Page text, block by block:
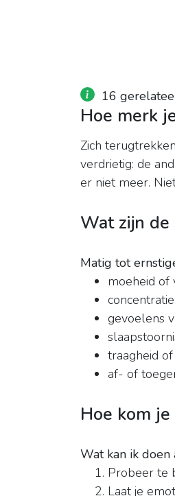
16
Hoe merk
Zich
verdrietig: de
er niet meer.
Wat zijn de
Matig tot
moeheid of
gevoelens
traagheid
af- of
Hoe kom
Wat kan ik doen
Probeer te
Laat je